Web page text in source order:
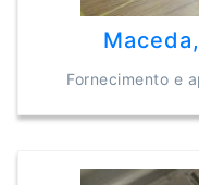
Fornecimento e